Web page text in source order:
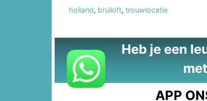
holland, bruiloft, trouwlocatie
Heb je een
APP